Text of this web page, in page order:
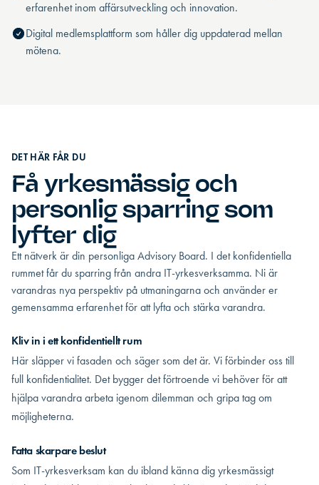
erfarenhet inom affärsutveckling och innovation.
Digital medlemsplattform som håller dig uppdaterad mellan
mötena.
DET HÄR FÅR DU
Få yrkesmässig och
personlig sparring som
lyfter dig
Ett nätverk är din personliga Advisory Board. I det konfidentiella
rummet får du sparring från andra IT-yrkesverksamma. Ni är
varandras nya perspektiv på utmaningarna och använder er
gemensamma erfarenhet för att lyfta och stärka varandra.
Kliv in i ett konfidentiellt rum
Här släpper vi fasaden och säger som det är. Vi förbinder oss till
full konfidentialitet. Det bygger det förtroende vi behöver för att
hjälpa varandra arbeta igenom dilemman och gripa tag om
möjligheterna.
Fatta skarpare beslut
Som IT-yrkesverksam kan du ibland känna dig yrkesmässigt